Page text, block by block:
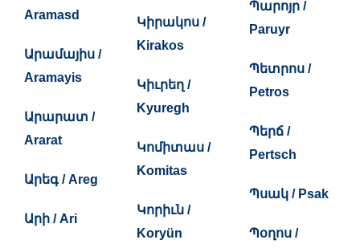
Aramasd
Արամայիս /
Aramayis
Արարատ /
Ararat
Արեգ / Areg
Արի / Ari
Կիրակոս /
Kirakos
Կիւրեղ /
Kyuregh
Կոմիտաս /
Komitas
Կորիւն /
Koryün
Պարոյր /
Paruyr
Պետրոս /
Petros
Պերճ /
Pertsch
Պսակ / Psak
Պօղոս /